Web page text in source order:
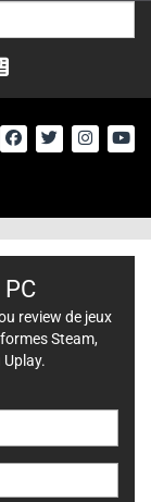
review de jeux
Steam,
Uplay.